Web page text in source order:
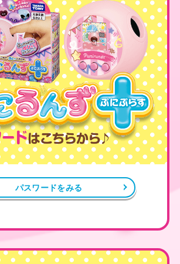
パスワードをみる